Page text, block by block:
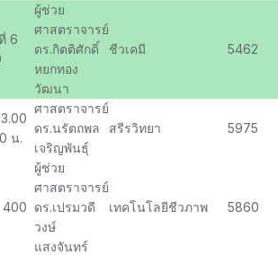
6
ผู้ช่วย
ศาสตราจารย์
ดร.กิตติศักดิ์
หยกทอง
วัฒนา
ชีวเคมี 5462
น.
ศาสตราจารย์
ดร.นรัตถพล
เจริญพันธุ์
สรีรวิทยา 5975
400
ผู้ช่วย
ศาสตราจารย์
ดร.เปรมวดี
วงษ์
แสงจันทร์
เทคโนโลยีชีวภาพ 5860